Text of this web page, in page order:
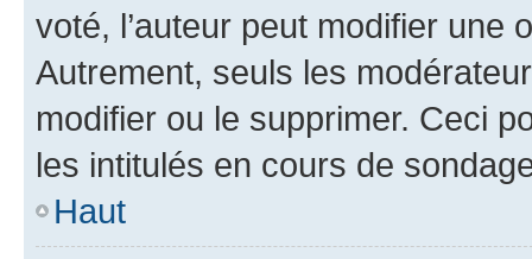
voté, l’auteur peut modifier une
Autrement, seuls les
modifier ou le supprimer. Ceci
les intitulés en cours de
Haut